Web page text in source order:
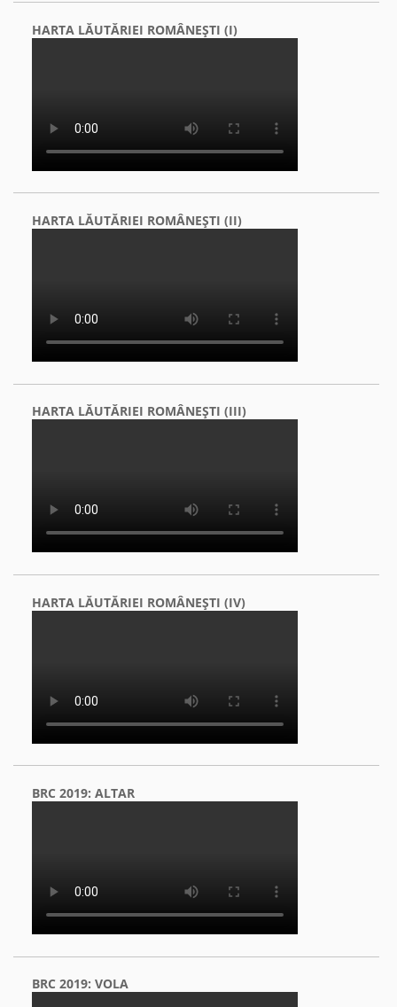
HARTA LĂUTĂRIEI ROMÂNEŞTI (I)
HARTA LĂUTĂRIEI ROMÂNEŞTI (II)
HARTA LĂUTĂRIEI ROMÂNEŞTI (III)
HARTA LĂUTĂRIEI ROMÂNEŞTI (IV)
BRC 2019: ALTAR
BRC 2019: VOLA